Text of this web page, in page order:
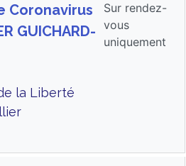
Coronavirus
GUICHARD-
la Liberté
Sur rendez-
vous
uniquement